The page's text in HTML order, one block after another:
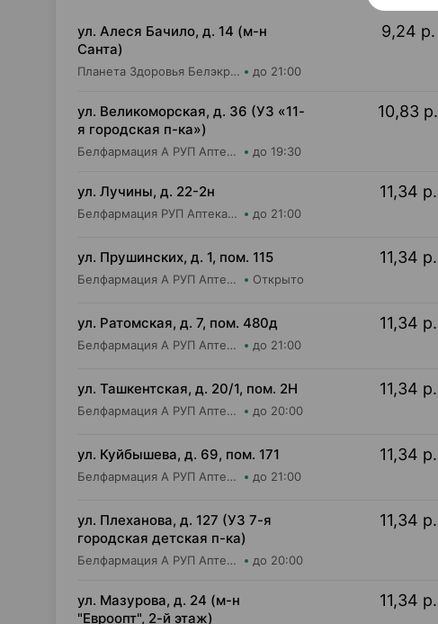
ул. Алеся Бачило, д. 14 (м-н
Санта)
Планета Здоровья Белэкрос ОДО Аптека №2 до 21:00
9,24 р.
ул. Великоморская, д. 36 (УЗ «11-
я городская п-ка»)
Белфармация А РУП Аптека №5 до 19:30
10,83 р.
ул. Лучины, д. 22-2н
Белфармация РУП Аптека №4 до 21:00
11,34 р.
ул. Прушинских, д. 1, пом. 115
Белфармация А РУП Аптека №4 (дежурная) Открыто
11,34 р.
ул. Ратомская, д. 7, пом. 480д
Белфармация А РУП Аптека №59 до 21:00
11,34 р.
ул. Ташкентская, д. 20/1, пом. 2Н
Белфармация А РУП Аптека №45 до 20:00
11,34 р.
ул. Куйбышева, д. 69, пом. 171
Белфармация А РУП Аптека №9 до 21:00
11,34 р.
ул. Плеханова, д. 127 (УЗ 7-я
городская детская п-ка)
Белфармация А РУП Аптека №21 до 20:00
11,34 р.
ул. Мазурова, д. 24 (м-н
"Евроопт", 2-й этаж)
11,34 р.